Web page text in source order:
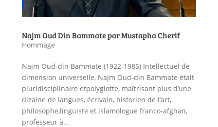
Najm Oud Din Bammate par Mustapha Cherif
Hommage
Najm Oud-din Bammate (1922-1985) Intellectuel de
dimension universelle, Najm Oud-din Bammate était
pluridisciplinaire etpolyglotte, maîtrisant plus d’une
dizaine de langues, écrivain, historien de l’art,
philosophe,linguiste et islamologue franco-afghan,
professeur à...